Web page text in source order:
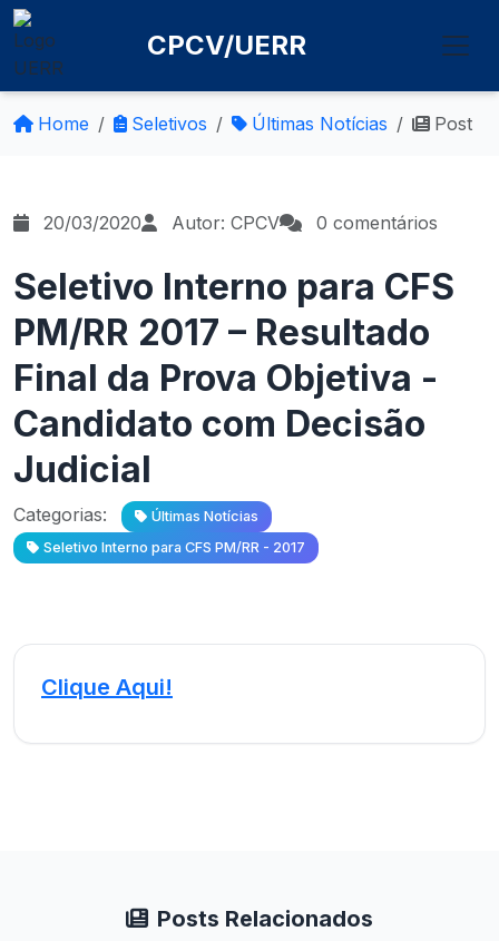
CPCV/UERR
Home Seletivos Últimas Notícias Post
20/03/2020 Autor: CPCV 0 comentários
Seletivo Interno para CFS
PM/RR 2017 – Resultado
Final da Prova Objetiva -
Candidato com Decisão
Judicial
Categorias:
Últimas Notícias
Seletivo Interno para CFS PM/RR - 2017
Clique Aqui!
Posts Relacionados